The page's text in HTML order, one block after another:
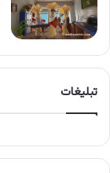
تبلیغات